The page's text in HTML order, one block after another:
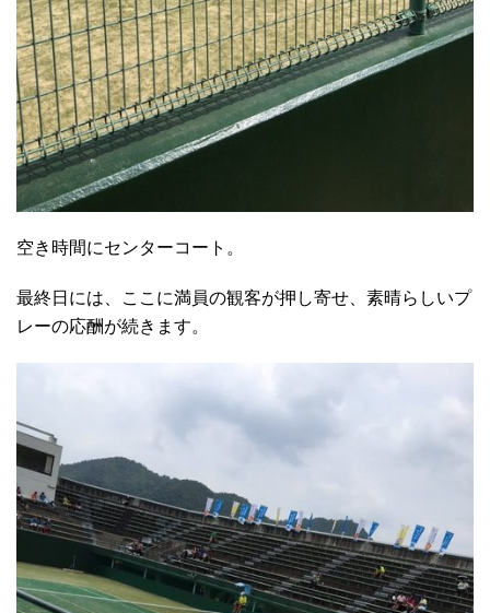
空き時間にセンターコート。
最終日には、ここに満員の観客が押し寄せ、素晴らしいプ
レーの応酬が続きます。